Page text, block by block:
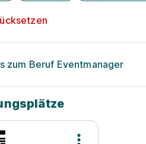
zum Beruf Eventmanager